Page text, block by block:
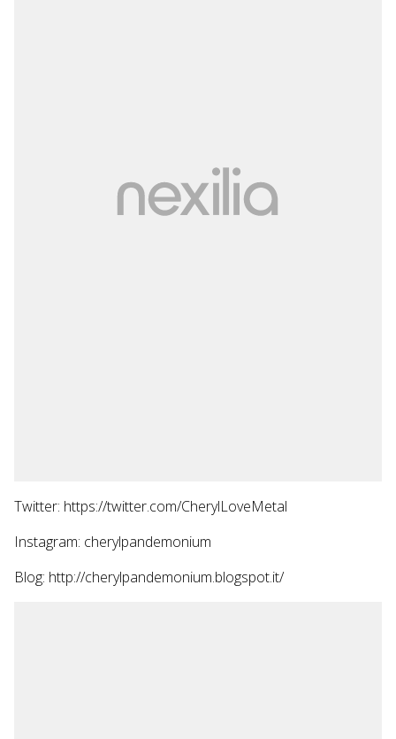
Twitter: https://twitter.com/CherylLoveMetal
Instagram: cherylpandemonium
Blog: http://cherylpandemonium.blogspot.it/